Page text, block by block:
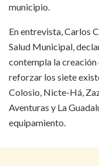
municipio.
En entrevista, Carlos
Salud Municipal,
contempla la creación
reforzar los siete
Colosio, Nicte-Há,
Aventuras y La
equipamiento.